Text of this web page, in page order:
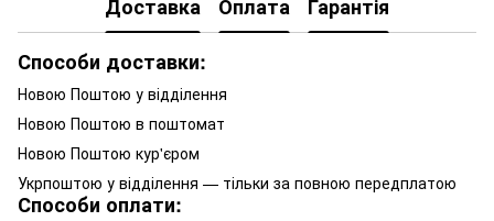
Доставка Оплата
Гарантія
Способи доставки:
Новою Поштою у відділення
Новою Поштою в поштомат
Новою Поштою кур'єром
Укрпоштою у відділення — тільки за повною передплатою
Способи оплати: